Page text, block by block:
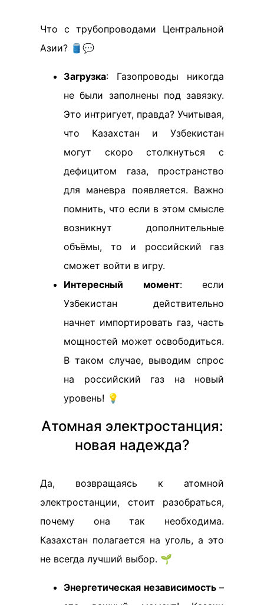
Что с трубопроводами Центральной
Азии? 🛢️💬
Загрузка: Газопроводы никогда
не были заполнены под завязку.
Это интригует, правда? Учитывая,
что Казахстан и Узбекистан
могут скоро столкнуться с
дефицитом газа, пространство
для маневра появляется. Важно
помнить, что если в этом смысле
возникнут дополнительные
объёмы, то и российский газ
сможет войти в игру.
Интересный момент: если
Узбекистан действительно
начнет импортировать газ, часть
мощностей может освободиться.
В таком случае, выводим спрос
на российский газ на новый
уровень! 💡
Атомная электростанция:
новая надежда?
Да, возвращаясь к атомной
электростанции, стоит разобраться,
почему она так необходима.
Казахстан полагается на уголь, а это
не всегда лучший выбор. 🌱
Энергетическая независимость–